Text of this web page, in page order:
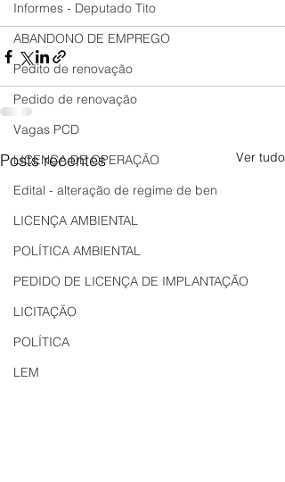
Informes - Deputado Tito
ABANDONO DE EMPREGO
Pedito de renovação
Pedido de renovação
Vagas PCD
LICENÇA DE OPERAÇÃO
Edital - alteração de regime de ben
LICENÇA AMBIENTAL
POLÍTICA AMBIENTAL
PEDIDO DE LICENÇA DE IMPLANTAÇÃO
LICITAÇÃO
POLÍTICA
LEM
Posts recentes Ver tudo